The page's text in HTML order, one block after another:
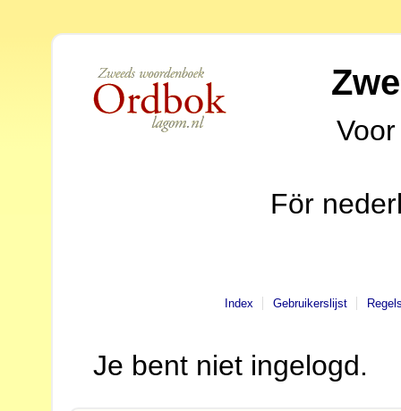
För
Index Gebruikerslijst
Je bent niet ingelogd.